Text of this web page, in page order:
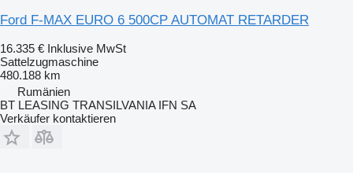
Ford F-MAX EURO 6 500CP AUTOMAT RETARDER
16.335 € Inklusive MwSt
Sattelzugmaschine
480.188 km
Rumänien
BT LEASING TRANSILVANIA IFN SA
Verkäufer kontaktieren